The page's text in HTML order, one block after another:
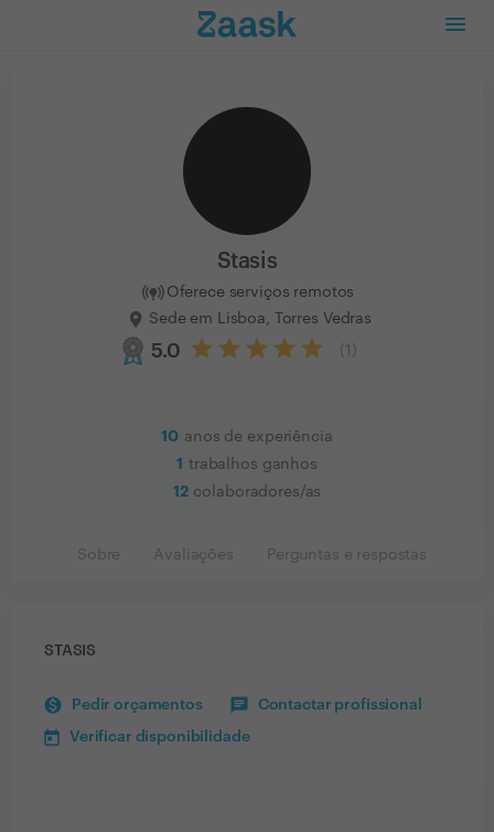
Stasis
Oferece serviços remotos
Sede em Lisboa, Torres Vedras
5.0 1
10 anos de experiência
1 trabalhos ganhos
12 colaboradores/as
Sobre Avaliações Perguntas e respostas
STASIS
Pedir orçamentos Contactar profissional
Verificar disponibilidade